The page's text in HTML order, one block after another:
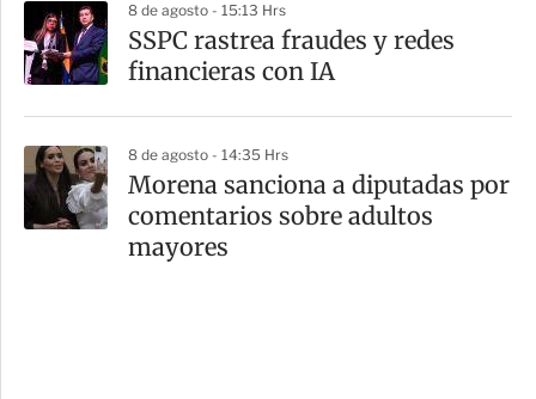
8 de agosto - 15:13 Hrs
SSPC rastrea fraudes y redes
financieras con IA
8 de agosto - 14:35 Hrs
Morena sanciona a diputadas por
comentarios sobre adultos
mayores